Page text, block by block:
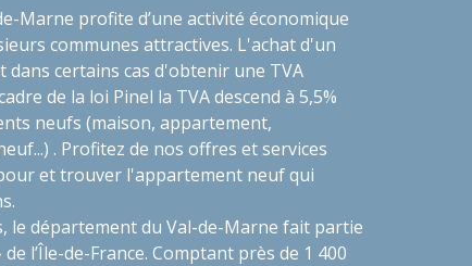
Marne profite d’une activité économique
communes attractives. L'achat d'un
certains cas d'obtenir une TVA
de la loi Pinel la TVA descend à 5,5%
neufs (maison, appartement,
. Profitez de nos offres et services
et trouver l'appartement neuf qui
le département du Val-de-Marne fait partie
l’Île-de-France. Comptant près de 1 400